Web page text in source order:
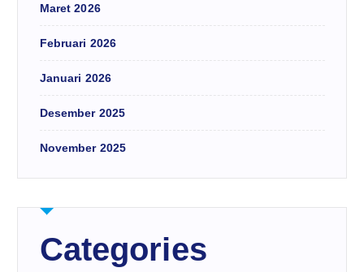
Maret 2026
Februari 2026
Januari 2026
Desember 2025
November 2025
Categories